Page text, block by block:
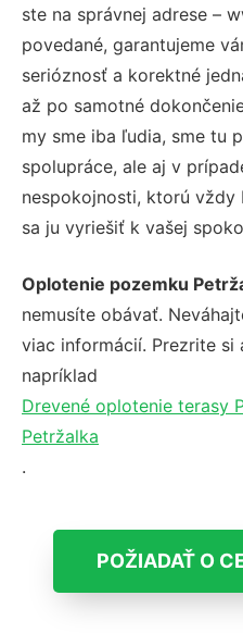
ste na správnej adrese –
povedané, garantujeme
serióznosť a korektné
až po samotné
my sme iba ľudia, sme tu
spolupráce, ale aj v
nespokojnosti, ktorú vždy
sa ju vyriešiť k vašej
Oplotenie pozemku
nemusíte obávať.
viac informácií. Prezrite si
napríklad
Drevené oplotenie terasy
Petržalka
.
POŽIADAŤ O